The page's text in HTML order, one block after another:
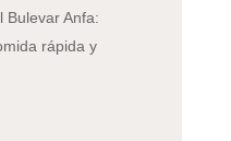
Bulevar Anfa:
rápida y